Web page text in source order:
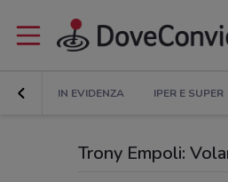
IN EVIDENZA IPER E SUPER
Trony Empoli: